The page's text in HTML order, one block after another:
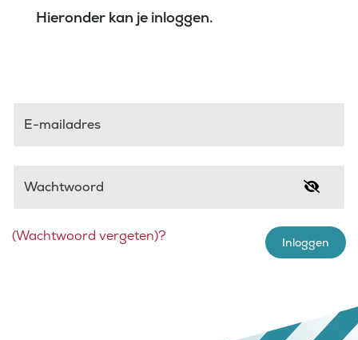
Hieronder kan je inloggen.
E-mailadres
Wachtwoord
Inloggen
(Wachtwoord vergeten)?